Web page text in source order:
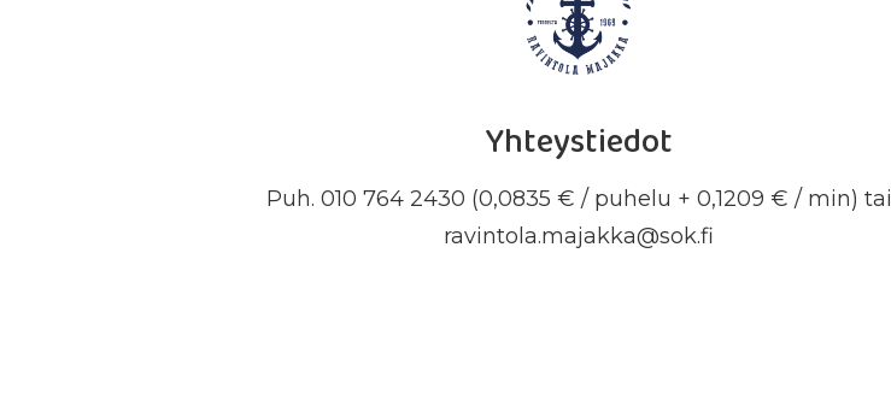
Yhteystiedot
Puh. 010 764 2430 (0,0835 € / puhelu + 0,1209 € / min) tai
ravintola.majakka@sok.fi